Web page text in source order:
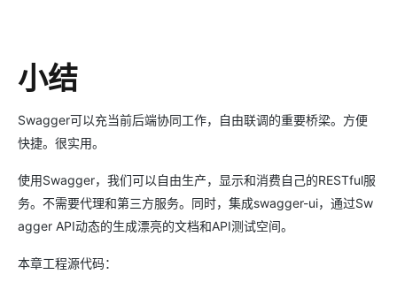
小结
Swagger可以充当前后端协同工作，自由联调的重要桥梁。方便
快捷。很实用。
使用Swagger，我们可以自由生产，显示和消费自己的RESTful服
务。不需要代理和第三方服务。同时，集成swagger-ui，通过Sw
agger API动态的生成漂亮的文档和API测试空间。
本章工程源代码：